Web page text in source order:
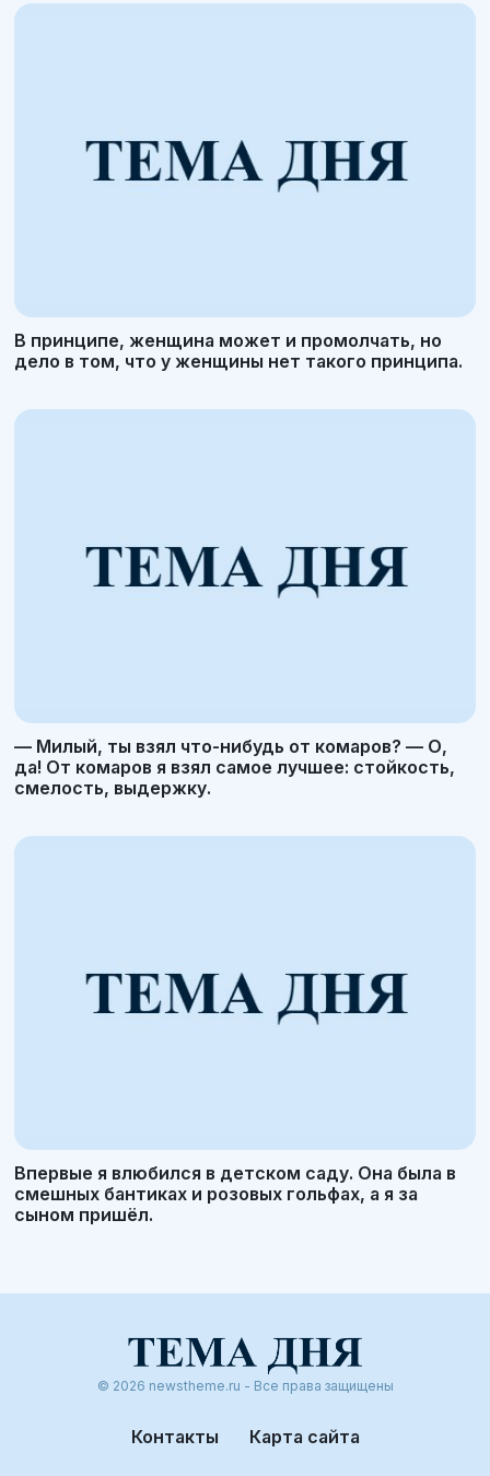
В принципе, женщина может и промолчать, но
дело в том, что у женщины нет такого принципа.
— Милый, ты взял что-нибудь от комаров? — О,
да! От комаров я взял самое лучшее: стойкость,
смелость, выдержку.
Впервые я влюбился в детском саду. Она была в
смешных бантиках и розовых гольфах, а я за
сыном пришёл.
© 2026 newstheme.ru - Все права защищены
Контакты Карта сайта